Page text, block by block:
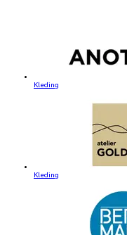
Kleding
Kleding